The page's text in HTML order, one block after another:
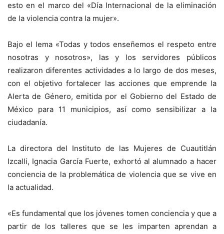
esto en el marco del «Día Internacional de la eliminación
de la violencia contra la mujer».
Bajo el lema «Todas y todos enseñemos el respeto entre
nosotras y nosotros», las y los servidores públicos
realizaron diferentes actividades a lo largo de dos meses,
con el objetivo fortalecer las acciones que emprende la
Alerta de Género, emitida por el Gobierno del Estado de
México para 11 municipios, así como sensibilizar a la
ciudadanía.
La directora del Instituto de las Mujeres de Cuautitlán
Izcalli, Ignacia García Fuerte, exhortó al alumnado a hacer
conciencia de la problemática de violencia que se vive en
la actualidad.
«Es fundamental que los jóvenes tomen conciencia y que a
partir de los talleres que se les imparten aprendan a